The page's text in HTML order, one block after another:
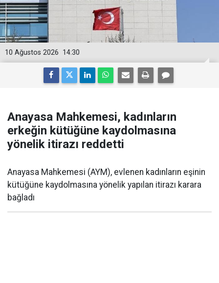
14:30
10 Ağustos 2026
Anayasa Mahkemesi, kadınların
erkeğin kütüğüne kaydolmasına
yönelik itirazı reddetti
Anayasa Mahkemesi (AYM), evlenen kadınların eşinin
kütüğüne kaydolmasına yönelik yapılan itirazı karara
bağladı